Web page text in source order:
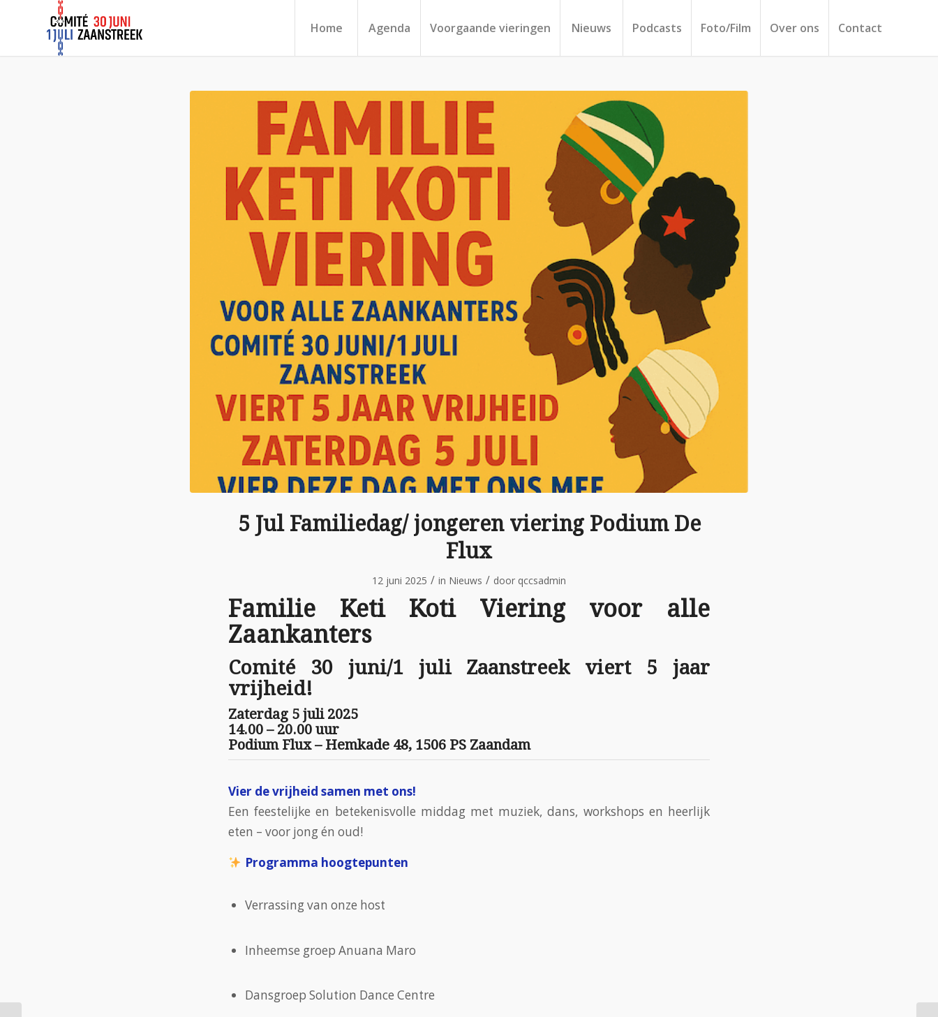
Home Agenda Voorgaande vieringen Nieuws Podcasts Foto/Film Over ons Contact
5 Jul Familiedag/ jongeren viering Podium De
Flux
12 juni 2025 / in Nieuws / door qccsadmin
Familie Keti Koti Viering voor alle
Zaankanters
Comité 30 juni/1 juli Zaanstreek viert 5 jaar
vrijheid!
Zaterdag 5 juli 2025
14.00 – 20.00 uur
Podium Flux – Hemkade 48, 1506 PS Zaandam
Vier de vrijheid samen met ons!
Een feestelijke en betekenisvolle middag met muziek, dans, workshops en heerlijk
eten – voor jong én oud!
Programma hoogtepunten
Verrassing van onze host
Inheemse groep Anuana Maro
Dansgroep Solution Dance Centre